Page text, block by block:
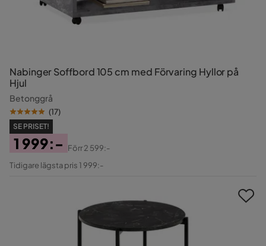
Nabinger Soffbord 105 cm med Förvaring Hyllor på
Hjul
Betonggrå
(17)
SE PRISET!
Pris
1 999:-
Original
Förr2 599:-
Tidigare lägsta pris 1 999:-